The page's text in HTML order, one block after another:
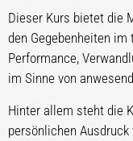
Dieser Kurs bietet die
den Gegebenheiten
Performance,
im Sinne von
Hinter allem steht die
persönlichen